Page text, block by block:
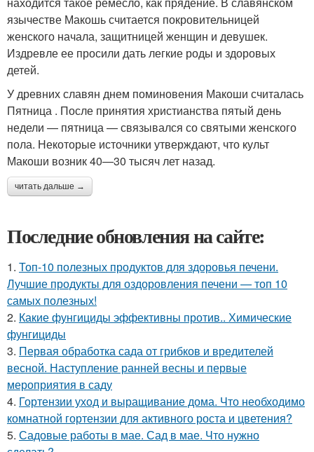
язычестве Макошь считается покровительницей
женского начала, защитницей женщин и девушек.
Издревле ее просили дать легкие роды и здоровых
детей.
У древних славян днем поминовения Макоши считалась
Пятница . После принятия христианства пятый день
недели — пятница — связывался со святыми женского
пола. Некоторые источники утверждают, что культ
Макоши возник 40—30 тысяч лет назад.
читать дальше →
Последние обновления на сайте:
1. Топ-10 полезных продуктов для здоровья печени.
Лучшие продукты для оздоровления печени — топ 10
самых полезных!
2. Какие фунгициды эффективны против.. Химические
фунгициды
3. Первая обработка сада от грибков и вредителей
весной. Наступление ранней весны и первые
мероприятия в саду
4. Гортензии уход и выращивание дома. Что необходимо
комнатной гортензии для активного роста и цветения?
5. Садовые работы в мае. Сад в мае. Что нужно